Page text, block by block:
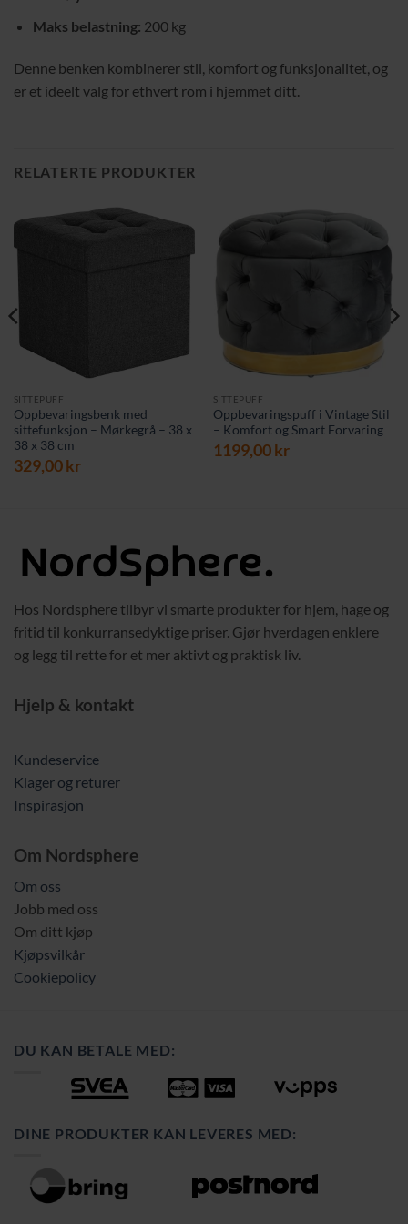
Maks belastning: 200 kg
Denne benken kombinerer stil, komfort og funksjonalitet, og
er et ideelt valg for ethvert rom i hjemmet ditt.
RELATERTE PRODUKTER
SITTEPUFF
Oppbevaringsbenk med
sittefunksjon – Mørkegrå – 38 x
38 x 38 cm
329,00kr
SITTEPUFF
Oppbevaringspuff i Vintage Stil
– Komfort og Smart Forvaring
1199,00kr
Hos Nordsphere tilbyr vi smarte produkter for hjem, hage og
fritid til konkurransedyktige priser. Gjør hverdagen enklere
og legg til rette for et mer aktivt og praktisk liv.
Hjelp & kontakt
Kundeservice
Klager og returer
Inspirasjon
Om Nordsphere
Om oss
Jobb med oss
Om ditt kjøp
Kjøpsvilkår
Cookiepolicy
DU KAN BETALE MED:
DINE PRODUKTER KAN LEVERES MED: